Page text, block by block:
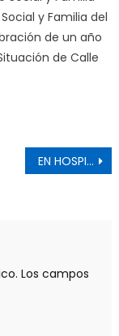
y Familia del
de un año
de Calle
EN HOSPITAL SANTA CRUZ COMENZARÁ A FUNCIONAR SEGUNDA AULA HOSPITALARIA DE LA REGIÓN DE O’HIGGINS
Los campos